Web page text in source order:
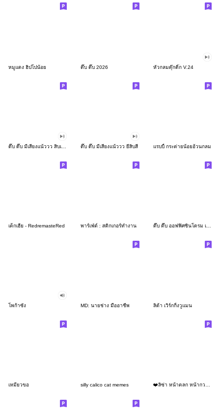
หมูแดง ฮิปโปน้อย ดึ๊บ ดึ๊บ 2026 หัวกลมดุ๊กดิ๊ก V.24
ดึ๊บ ดึ๊บ มีเสียงแน้ววว ยี่สิบสี่ แรบบี้ กระต่ายน้อยอ้วนกลม
เด็กเฮีย - RedremasteRed พาร์เฟ่ต์ : สติกเกอร์ทำงาน ดึ๊บ ดึ๊บ ออฟฟิศซินโดรม เจ็ด
โพก้าซัง MD: นายช่าง มืออาชีพ ลิต้า เวิร์กกิ้งวูแมน
เหมียวขอ silly calico cat memes